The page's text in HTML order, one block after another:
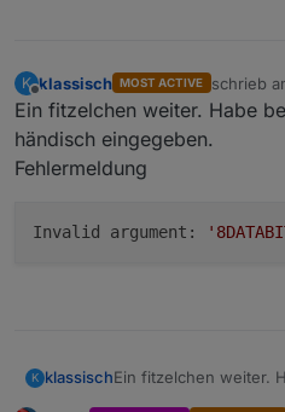
K
Offline
klassisch MOST ACTIVE schrieb
zuletzt
Ein fitzelchen weiter. Habe
händisch eingegeben.
Fehlermeldung
Invalid argument:
K klassischEin fitzelchen weiter.